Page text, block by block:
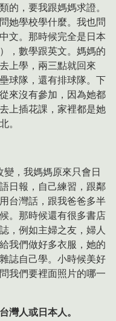
的，要我跟媽媽求證。
她學校學什麼。我也問
文。那時候完全是日本
，數學跟英文。媽媽的
上學，兩三點就回來
球隊，還有排球隊。下
來沒有參加，因為她都
上插花課，家裡都是她
。
，我媽媽原來只會日
日報，自己練習，跟鄰
台灣話，跟我爸爸多半
。那時候還有很多書店
，例如主婦之友，婦人
我們做好多衣服，她的
誌自己學。小時候美好
我們要裡面照片的哪一
灣人或日本人。